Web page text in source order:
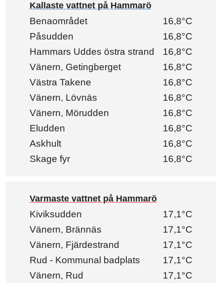
Kallaste vattnet på Hammarö
Benaområdet
16,8°C
Påsudden
16,8°C
Hammars Uddes östra strand
16,8°C
Vänern, Getingberget
16,8°C
Västra Takene
16,8°C
Vänern, Lövnäs
16,8°C
Vänern, Mörudden
16,8°C
Eludden
16,8°C
Askhult
16,8°C
Skage fyr
16,8°C
Varmaste vattnet på Hammarö
Kiviksudden
17,1°C
Vänern, Brännäs
17,1°C
Vänern, Fjärdestrand
17,1°C
Rud - Kommunal badplats
17,1°C
Vänern, Rud
17,1°C